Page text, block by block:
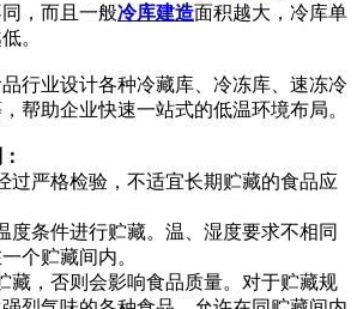
，而且一般冷库建造面积越大，冷库单
。
行业设计各种冷藏库、冷冻库、速冻冷
帮助企业快速一站式的低温环境布局。
过严格检验，不适宜长期贮藏的食品应
度条件进行贮藏。温、湿度要求不相同
个贮藏间内。
藏，否则会影响食品质量。对于贮藏规